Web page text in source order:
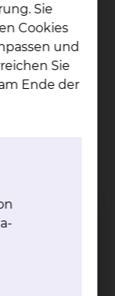
Sie
Cookies
und
Sie
Ende der